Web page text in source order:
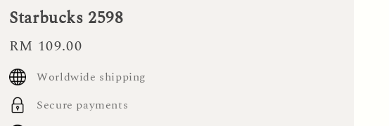
Starbucks 2598
Regular
price
RM 109.00
Worldwide shipping
Secure payments